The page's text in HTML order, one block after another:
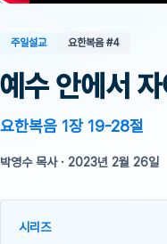
주일설교 요한복음#4
예수 안에서 자
요한복음 1장 19-28절
박영수 목사· 2023년 2월 26일
시리즈